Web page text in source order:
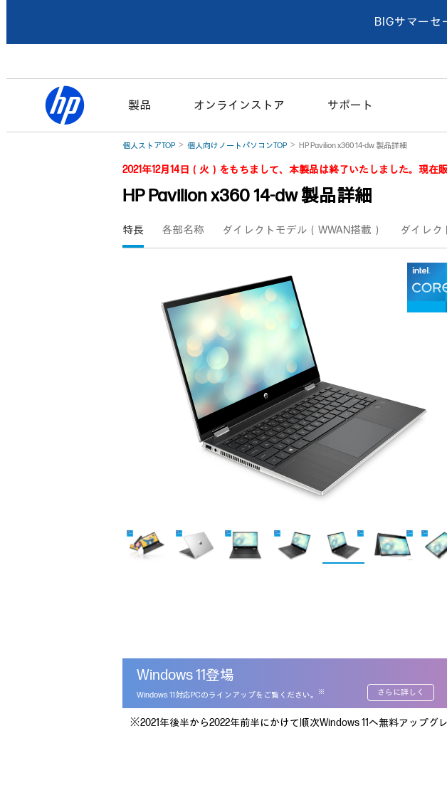
BIGサマーセ
製品 オンラインストア サポート
個人ストアTOP 個人向けノートパソコンTOP HP Pavilion x360 14-dw 製品詳細
2021年12月14日（火）をもちまして、本製品は終了いたしました。現在
HP Pavilion x360 14-dw 製品詳細
特長 各部名称 ダイレクトモデル（WWAN搭載） ダイレク
Windows 11登場
Windows 11対応PCのラインアップをご覧ください。 ※ さらに詳しく
※2021年後半から2022年前半にかけて順次Windows 11へ無料アップグ